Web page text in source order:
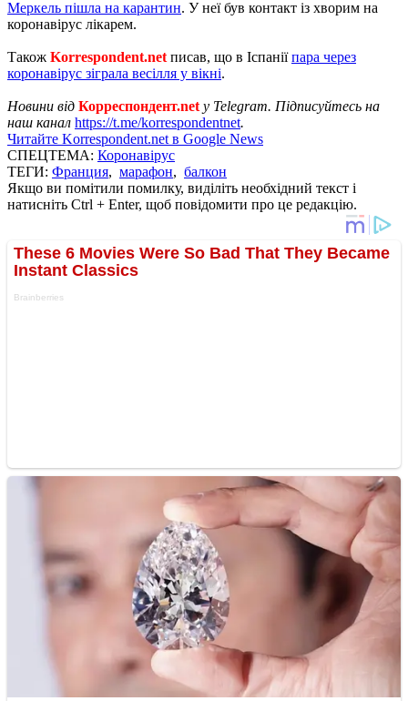
Меркель пішла на карантин. У неї був контакт із хворим на
коронавірус лікарем.
Також Korrespondent.net писав, що в Іспаніїпара через
коронавірус зіграла весілля у вікні.
Новини від Корреспондент.net у Telegram. Підписуйтесь на
наш канал https://t.me/korrespondentnet.
Читайте Korrespondent.net в Google News
СПЕЦТЕМА: Коронавірус
ТЕГИ: Франция, марафон, балкон
Якщо ви помітили помилку, виділіть необхідний текст і
натисніть Ctrl + Enter, щоб повідомити про це редакцію.